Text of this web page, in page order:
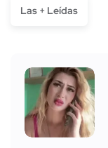
Las + Leídas